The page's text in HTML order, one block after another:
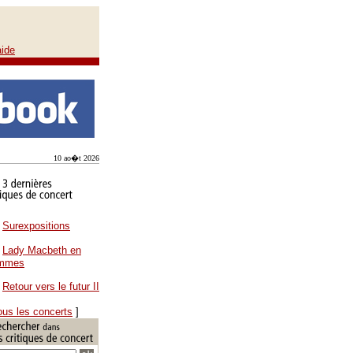
10 ao�t 2026
Surexpositions
Lady Macbeth en
Retour vers le futur II
les concerts ]